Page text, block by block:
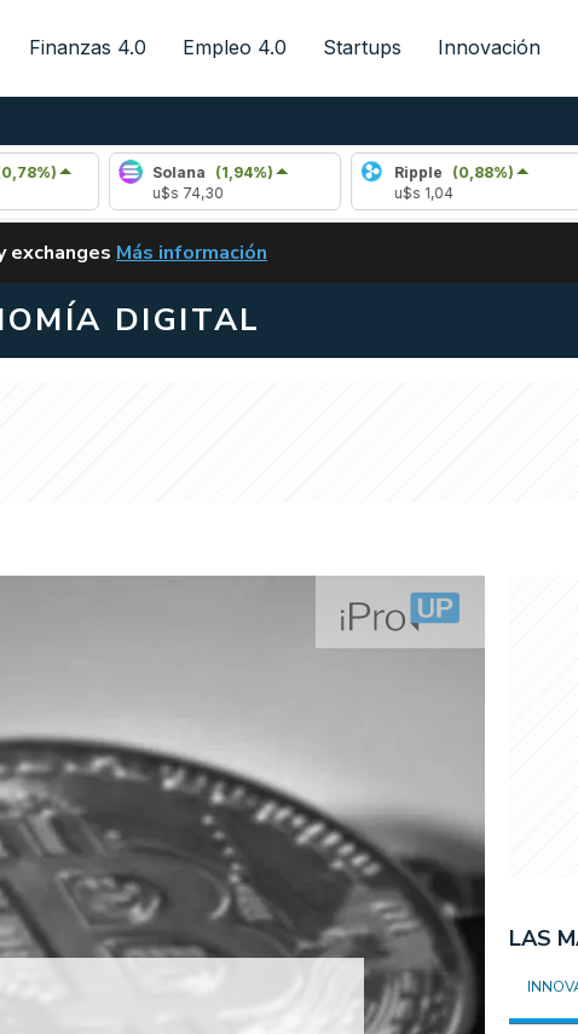
Finanzas 4.0 Empleo 4.0 Startups Innovación
Solana
(1,94%)
(0,88%)
exchanges CLARITY ACT EN ARGENTINA: IMPACTO EN
Más información
DIGITAL
LAS